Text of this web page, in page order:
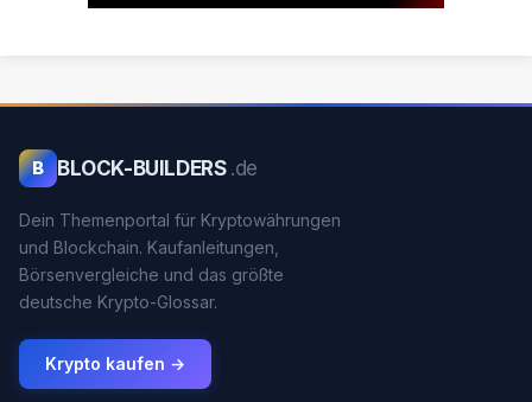
B BLOCK-BUILDERS .de
Dein Themenportal für Kryptowährungen
und Blockchain. Kaufanleitungen,
Börsenvergleiche und das größte
deutsche Krypto-Glossar.
Krypto kaufen →